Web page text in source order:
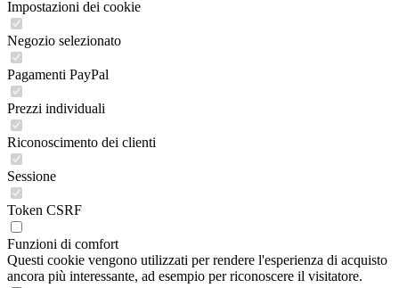
Impostazioni dei cookie
Negozio selezionato
Pagamenti PayPal
Prezzi individuali
Riconoscimento dei clienti
Sessione
Token CSRF
Funzioni di comfort
Questi cookie vengono utilizzati per rendere l'esperienza di acquisto
ancora più interessante, ad esempio per riconoscere il visitatore.